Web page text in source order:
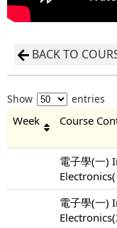
BACK TO
Show entries
Week Course
電子學(一)
電子學(一)